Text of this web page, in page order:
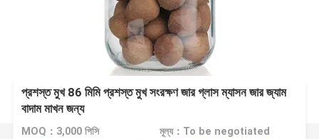
প্রশস্ত মুখ 86 মিমি প্রশস্ত মুখ সংরক্ষণ জার গ্লাস ম্যাসন জার জ্যাম
বাদাম মাখন জন্য
MOQ：3,000 পিসি মূল্য：To be negotiated